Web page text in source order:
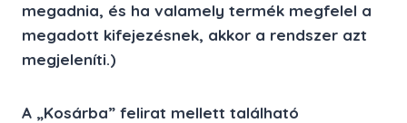
megadnia, és ha valamely termék megfelel a
megadott kifejezésnek, akkor a rendszer azt
megjeleníti.)
A „Kosárba” felirat mellett található